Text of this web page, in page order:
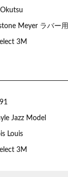
Meyer ラバー用
3M
Jazz Model
Louis
3M